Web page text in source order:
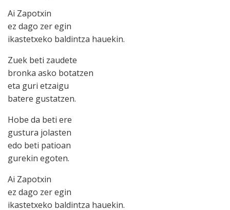
Ai Zapotxin
ez dago zer egin
ikastetxeko baldintza hauekin.
Zuek beti zaudete
bronka asko botatzen
eta guri etzaigu
batere gustatzen.
Hobe da beti ere
gustura jolasten
edo beti patioan
gurekin egoten.
Ai Zapotxin
ez dago zer egin
ikastetxeko baldintza hauekin.